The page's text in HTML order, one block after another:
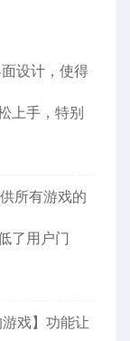
设计，使得
上手，特别
所有游戏的
了用户门
戏】功能让